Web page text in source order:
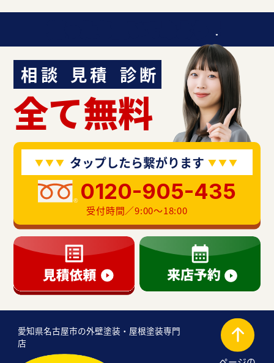
迷ったら聞いてみよう！
相談 見積 診断
全て無料
タップしたら繋がります
0120-905-435
受付時間／9:00〜18:00
愛知県名古屋市の外壁塗装・屋根塗装専門
店